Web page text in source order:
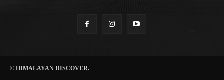
© HIMALAYAN DISCOVER.